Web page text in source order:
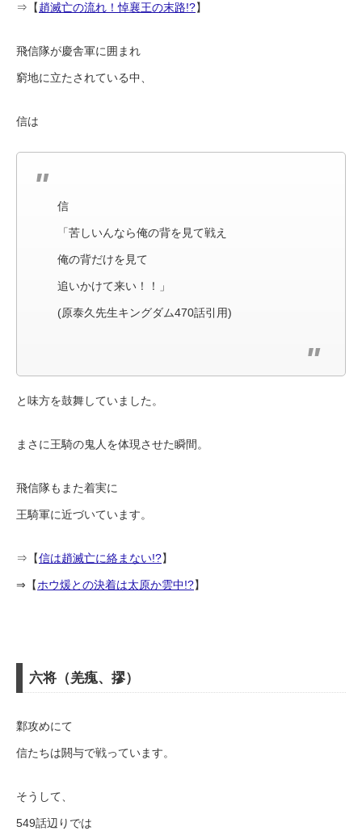
⇒【趙滅亡の流れ！悼襄王の末路!?】
飛信隊が慶舎軍に囲まれ
窮地に立たされている中、
信は
信
「苦しいんなら俺の背を見て戦え
俺の背だけを見て
追いかけて来い！！」
(原泰久先生キングダム470話引用)
と味方を鼓舞していました。
まさに王騎の鬼人を体現させた瞬間。
飛信隊もまた着実に
王騎軍に近づいています。
⇒【信は趙滅亡に絡まない!?】
⇒【ホウ煖との決着は太原か雲中!?】
六将（羌瘣、摎）
鄴攻めにて
信たちは閼与で戦っています。
そうして、
549話辺りでは